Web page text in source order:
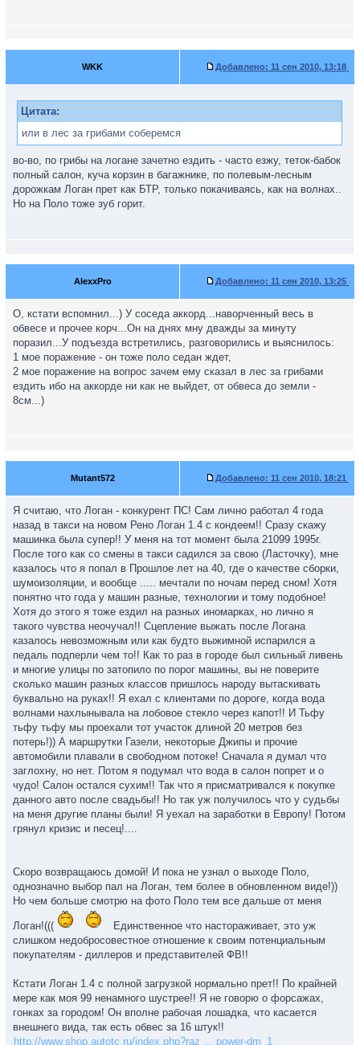
WKK Добавлено: 11 сен 2010, 13:18
Цитата:
или в лес за грибами соберемся
во-во, по грибы на логане зачетно ездить - часто езжу, теток-бабок
полный салон, куча корзин в багажнике, по полевым-лесным
дорожкам Логан прет как БТР, только покачиваясь, как на волнах..
Но на Поло тоже зуб горит.
AlexxPro Добавлено: 11 сен 2010, 13:25
О, кстати вспомнил...) У соседа аккорд...наворченный весь в
обвесе и прочее корч...Он на днях мну дважды за минуту
поразил...У подъезда встретились, разговорились и выяснилось:
1 мое поражение - он тоже поло седан ждет,
2 мое поражение на вопрос зачем ему сказал в лес за грибами
ездить ибо на аккорде ни как не выйдет, от обвеса до земли -
8см...)
Mutant572 Добавлено: 11 сен 2010, 18:21
Я считаю, что Логан - конкурент ПС! Сам лично работал 4 года
назад в такси на новом Рено Логан 1.4 с кондеем!! Сразу скажу
машинка была супер!! У меня на тот момент была 21099 1995г.
После того как со смены в такси садился за свою (Ласточку), мне
казалось что я попал в Прошлое лет на 40, где о качестве сборки,
шумоизоляции, и вообще ..... мечтали по ночам перед сном! Хотя
понятно что года у машин разные, технологии и тому подобное!
Хотя до этого я тоже ездил на разных иномарках, но лично я
такого чувства неочучал!! Сцепление выжать после Логана
казалось невозможным или как будто выжимной испарился а
педаль подперли чем то!! Как то раз в городе был сильный ливень
и многие улицы по затопило по порог машины, вы не поверите
сколько машин разных классов пришлось народу вытаскивать
буквально на руках!! Я ехал с клиентами по дороге, когда вода
волнами нахлынывала на лобовое стекло через капот!! И Тьфу
тьфу тьфу мы проехали тот участок длиной 20 метров без
потерь!)) А маршрутки Газели, некоторые Джипы и прочие
автомобили плавали в свободном потоке! Сначала я думал что
заглохну, но нет. Потом я подумал что вода в салон попрет и о
чудо! Салон остался сухим!! Так что я присматривался к покупке
данного авто после свадьбы!! Но так уж получилось что у судьбы
на меня другие планы были! Я уехал на заработки в Европу! Потом
грянул кризис и песец!....
Скоро возвращаюсь домой! И пока не узнал о выходе Поло,
однозначно выбор пал на Логан, тем более в обновленном виде!))
Но чем больше смотрю на фото Поло тем все дальше от меня
Логан!(((
Единственное что настораживает, это уж
слишком недобросовестное отношение к своим потенциальным
покупателям - диллеров и представителей ФВ!!
Кстати Логан 1.4 с полной загрузкой нормально прет!! По крайней
мере как моя 99 ненамного шустрее!! Я не говорю о форсажах,
гонках за городом! Он вполне рабочая лошадка, что касается
внешнего вида, так есть обвес за 16 штук!!
http://www.shop.autotc.ru/index.php?raz ... power-dm_1